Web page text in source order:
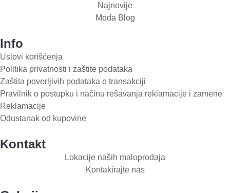
Najnovije
Moda Blog
Info
Uslovi korišćenja
Politika privatnosti i zaštite podataka
Zaštita poverljivih podataka o transakciji
Pravilnik o postupku i načinu rešavanja reklamacije i zamene
Reklamacije
Odustanak od kupovine
Kontakt
Lokacije naših maloprodaja
Kontakirajte nas